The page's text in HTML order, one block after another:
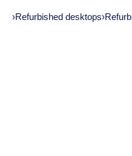
›Refurbished desktops›